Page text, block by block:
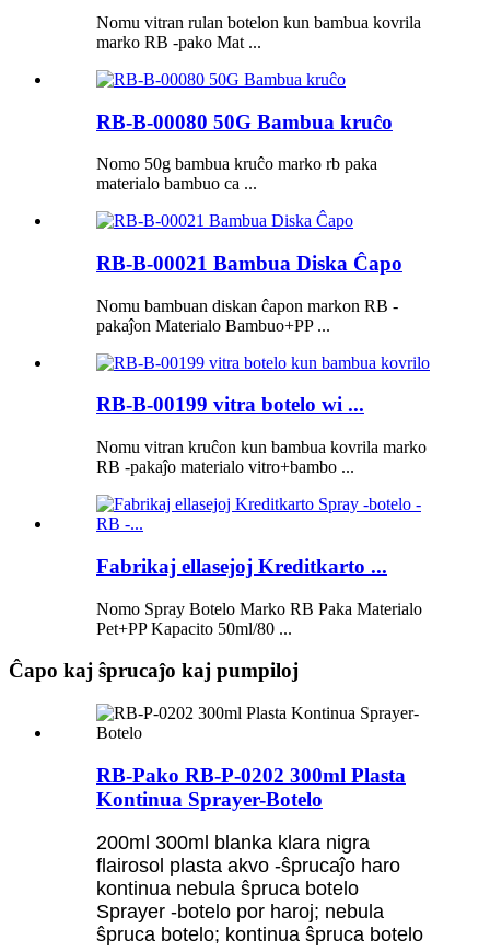
Nomu vitran rulan botelon kun bambua kovrila
marko RB -pako Mat ...
RB-B-00080 50G Bambua kruĉo
Nomo 50g bambua kruĉo marko rb paka
materialo bambuo ca ...
RB-B-00021 Bambua Diska Ĉapo
Nomu bambuan diskan ĉapon markon RB -
pakaĵon Materialo Bambuo+PP ...
RB-B-00199 vitra botelo wi ...
Nomu vitran kruĉon kun bambua kovrila marko
RB -pakaĵo materialo vitro+bambo ...
Fabrikaj ellasejoj Kreditkarto ...
Nomo Spray Botelo Marko RB Paka Materialo
Pet+PP Kapacito 50ml/80 ...
Ĉapo kaj ŝprucaĵo kaj pumpiloj
RB-Pako RB-P-0202 300ml Plasta
Kontinua Sprayer-Botelo
200ml 300ml blanka klara nigra
flairosol plasta akvo -ŝprucaĵo haro
kontinua nebula ŝpruca botelo
Sprayer -botelo por haroj; nebula
ŝpruca botelo; kontinua ŝpruca botelo